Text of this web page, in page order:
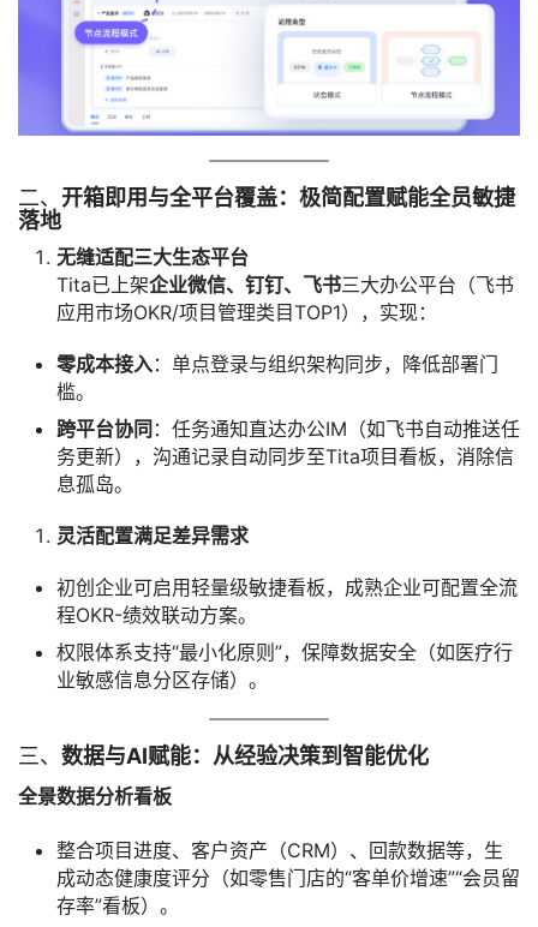
二、 开箱即用与全平台覆盖：极简配置赋能全员敏捷
落地
无缝适配三大生态平台
Tita已上架企业微信、钉钉、飞书三大办公平台（飞书
应用市场OKR/项目管理类目TOP1），实现：
零成本接入：单点登录与组织架构同步，降低部署门
槛。
跨平台协同 ：任务通知直达办公IM（如飞书自动推送任
务更新），沟通记录自动同步至Tita项目看板，消除信
息孤岛。
灵活配置满足差异需求
初创企业可启用轻量级敏捷看板，成熟企业可配置全流
程OKR-绩效联动方案。
权限体系支持“最小化原则”，保障数据安全（如医疗行
业敏感信息分区存储）。
三、 数据与AI赋能：从经验决策到智能优化
全景数据分析看板
整合项目进度、客户资产（CRM）、回款数据等，生
成动态健康度评分（如零售门店的“客单价增速”“会员留
存率”看板）。